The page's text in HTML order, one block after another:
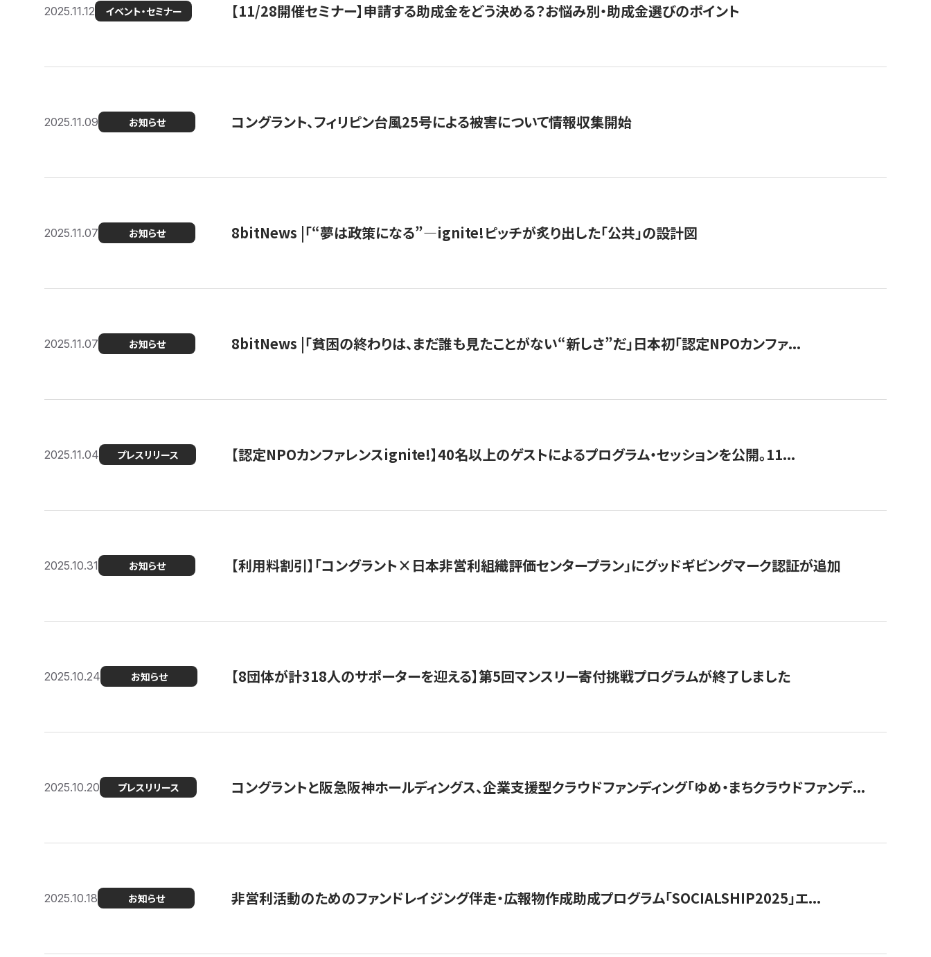
2025.11.12 イベント・セミナー 【11/28開催セミナー】申請する助成金をどう決める？お悩み別・助成金選びのポイント
2025.11.09 お知らせ コングラント、フィリピン台風25号による被害について情報収集開始
2025.11.07 お知らせ 8bitNews |「“夢は政策になる”—ignite!ピッチが炙り出した「公共」の設計図
2025.11.07 お知らせ 8bitNews |「貧困の終わりは、まだ誰も見たことがない“新しさ”だ」日本初「認定NPOカンファ...
2025.11.04 プレスリリース 【認定NPOカンファレンスignite!】40名以上のゲストによるプログラム・セッションを公開。11...
2025.10.31 お知らせ 【利用料割引】「コングラント×日本非営利組織評価センタープラン」にグッドギビングマーク認証が追加
2025.10.24 お知らせ 【8団体が計318人のサポーターを迎える】​​第5回マンスリー寄付挑戦プログラムが終了しました
2025.10.20 プレスリリース コングラントと阪急阪神ホールディングス、企業支援型クラウドファンディング「ゆめ・まちクラウドファンデ...
2025.10.18 お知らせ 非営利活動のためのファンドレイジング伴走・広報物作成助成プログラム「SOCIALSHIP2025」エ...